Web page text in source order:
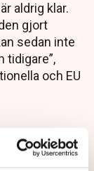
aldrig klar.
gjort
sedan inte
tidigare”,
och EU